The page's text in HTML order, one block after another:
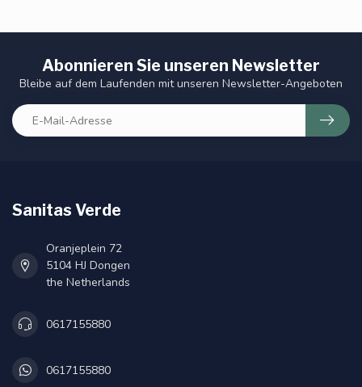
Abonnieren Sie unseren Newsletter
Bleibe auf dem Laufenden mit unseren Newsletter-Angeboten
Sanitas Verde
Oranjeplein 72
5104 HJ Dongen
the Netherlands
0617155880
0617155880